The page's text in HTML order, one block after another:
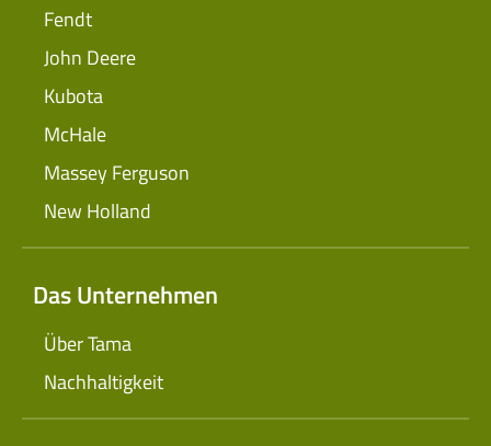
Fendt
John Deere
Kubota
McHale
Massey Ferguson
New Holland
Das Unternehmen
Über Tama
Nachhaltigkeit